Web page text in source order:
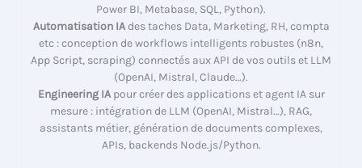
Power BI, Metabase, SQL, Python).
Automatisation IAdes taches Data, Marketing, RH, compta
etc : conception de workflows intelligents robustes (n8n,
App Script, scraping) connectés aux API de vos outils et LLM
(OpenAI, Mistral, Claude…).
Engineering IApour créer des applications et agent IA sur
mesure : intégration de LLM (OpenAI, Mistral…), RAG,
assistants métier, génération de documents complexes,
APIs, backends Node.js/Python.